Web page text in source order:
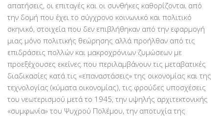
απατήσεις, οι επιταγές και οι συνθήκες καθορίζονται από
την δομή που έχει το σύγχρονο κοινωνικό και πολιτικό
σκηνικό, στοιχεία που δεν επιβλήθηκαν από την εφαρμογή
μιας μόνο πολιτικής θεώρησης αλλά προήλθαν από τις
επιδράσεις πολλών και μακροχρόνιων ζυμώσεων με
προεξέχουσες εκείνες που περιλαμβάνουν τις μεταβατικές
διαδικασίες κατά τις «επαναστάσεις» της οικονομίας και της
τεχνολογίας (κύματα οικονομίας), τις φρούδες υποσχέσεις
του νεωτερισμού μετά το 1945, την υψηλής αρχιτεκτονικής
«συμφωνία» του Ψυχρού Πολέμου, την αποτυχία της